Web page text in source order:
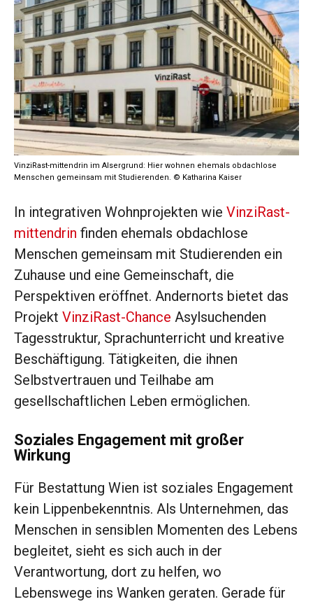
VinziRast-mittendrin im Alsergrund: Hier wohnen ehemals obdachlose
Menschen gemeinsam mit Studierenden. © Katharina Kaiser
In integrativen Wohnprojekten wie VinziRast-
mittendrin finden ehemals obdachlose
Menschen gemeinsam mit Studierenden ein
Zuhause und eine Gemeinschaft, die
Perspektiven eröffnet. Andernorts bietet das
Projekt VinziRast-Chance Asylsuchenden
Tagesstruktur, Sprachunterricht und kreative
Beschäftigung. Tätigkeiten, die ihnen
Selbstvertrauen und Teilhabe am
gesellschaftlichen Leben ermöglichen.
Soziales Engagement mit großer
Wirkung
Für Bestattung Wien ist soziales Engagement
kein Lippenbekenntnis. Als Unternehmen, das
Menschen in sensiblen Momenten des Lebens
begleitet, sieht es sich auch in der
Verantwortung, dort zu helfen, wo
Lebenswege ins Wanken geraten. Gerade für